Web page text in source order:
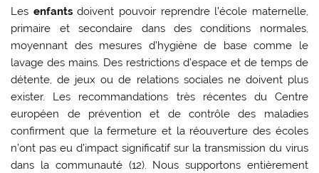
Les enfantsdoivent pouvoir reprendre l’école maternelle,
primaire et secondaire dans des conditions normales,
moyennant des mesures d’hygiène de base comme le
lavage des mains. Des restrictions d’espace et de temps de
détente, de jeux ou de relations sociales ne doivent plus
exister. Les recommandations très récentes du Centre
européen de prévention et de contrôle des maladies
confirment que la fermeture et la réouverture des écoles
n’ont pas eu d’impact significatif sur la transmission du virus
dans la communauté (12). Nous supportons entièrement